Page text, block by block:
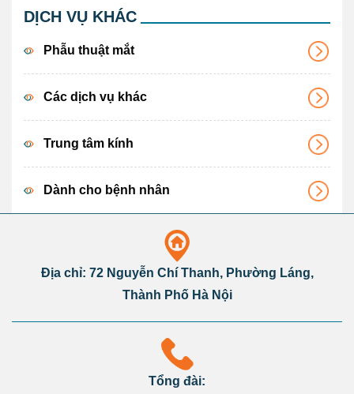
DỊCH VỤ KHÁC
Phẫu thuật mắt
Các dịch vụ khác
Trung tâm kính
Dành cho bệnh nhân
Địa chỉ: 72 Nguyễn Chí Thanh, Phường Láng,
Thành Phố Hà Nội
Tổng đài: